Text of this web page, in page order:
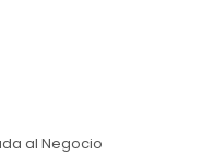
al Negocio